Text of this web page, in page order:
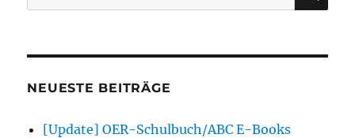
programmieren
nach:
NEUESTE BEITRÄGE
[Update] OER-Schulbuch/ABC E-Books